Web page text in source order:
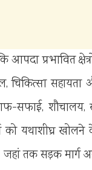
आपदा प्रभावित
सहायता
सफाई, शौचालय,
को यथाशीघ्र
जहां तक सड़क मार्ग